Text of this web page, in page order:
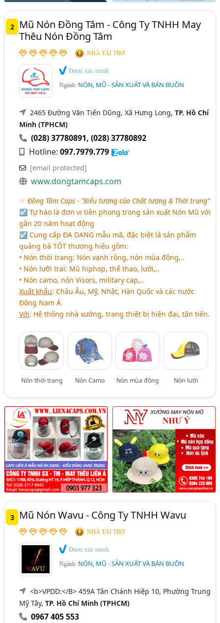
2
Mũ Nón Đồng Tâm - Công Ty TNHH May
Thêu Nón Đồng Tâm
NHÀ TÀI TRỢ
Được xác minh
Ngành: NÓN, MŨ - SẢN XUẤT VÀ BÁN BUÔN
2465 Đường Văn Tiến Dũng, Xã Hưng Long,TP. Hồ Chí
Minh (TPHCM)
(028) 37780891,(028) 37780892
Hotline:097.7979.779
[email protected]
www.dongtamcaps.com
☞Đồng Tâm Caps - "Biểu tượng của Chất lượng & Thời trang"
☑ Tự hào là đơn vị tiên phong trong sản xuất Nón Mũ với
gần 20 năm hoạt động
☑ Cung cấp ĐA DẠNG mẫu mã, đặc biệt là sản phẩm
quảng bá TỐT thương hiệu gồm:
• Nón thời trang: Nón vạnh rồng, nón mùa đông,..
• Nón lưỡi trai: Mũ hiphop, thể thao, lưới,..
• Nón camo, nón Visors, military cap,..
Xuất khẩu: Châu Âu, Mỹ, Nhật, Hàn Quốc và các nước
Đông Nam Á
Với: Hệ thống nhà xưởng, trang thiết bị hiện đại, tân tiến.
Nón thời trang Nón Camo Nón mùa đông Nón lưới
3 Mũ Nón Wavu - Công Ty TNHH Wavu
NHÀ TÀI TRỢ
Được xác minh
Ngành: NÓN, MŨ - SẢN XUẤT VÀ BÁN BUÔN
<b>VPDD:</B> 459A Tân Chánh Hiệp 10, Phường Trung
Mỹ Tây,TP. Hồ Chí Minh (TPHCM)
0967 405 553